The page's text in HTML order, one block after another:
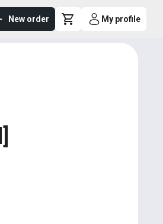
New order My profile